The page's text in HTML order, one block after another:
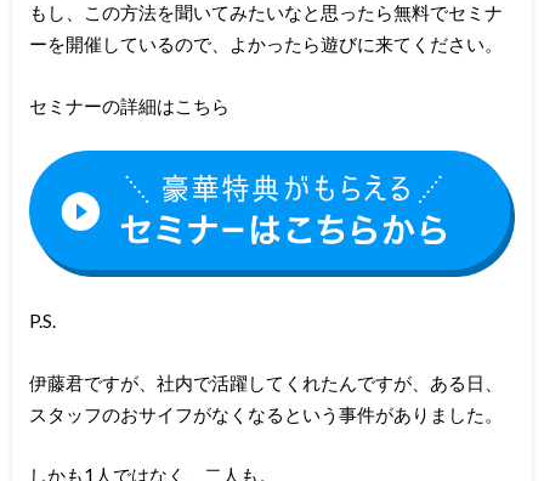
もし、この方法を聞いてみたいなと思ったら無料でセミナ
ーを開催しているので、よかったら遊びに来てください。
セミナーの詳細はこちら
P.S.
伊藤君ですが、社内で活躍してくれたんですが、ある日、
スタッフのおサイフがなくなるという事件がありました。
しかも1人ではなく、二人も。